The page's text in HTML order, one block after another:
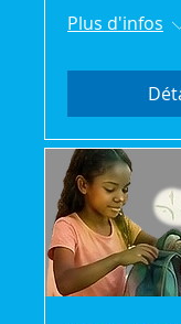
Plus d'infos